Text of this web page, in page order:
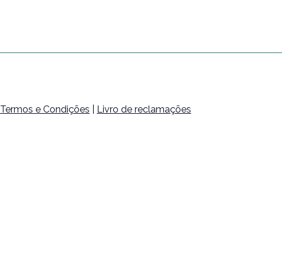
Termos e Condições
Livro de reclamações